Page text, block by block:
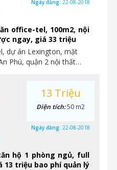
office-tel, 100m2, nội
ngay, giá 33 triệu
dự án Lexington, mặt
Phú, quận 2 nội thất…
Ngày đăng: 22-08-2018
hộ 1 phòng ngủ, full
triệu bao phí quản lý
13 Triệu
Diện tích:50 m2
Ngày đăng: 22-08-2018